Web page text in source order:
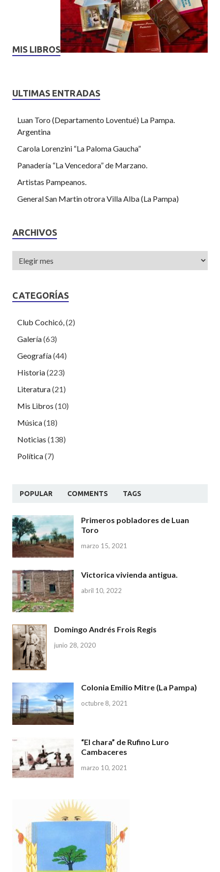
MIS LIBROS
ULTIMAS ENTRADAS
Luan Toro (Departamento Loventué) La Pampa.
Argentina
Carola Lorenzini “La Paloma Gaucha”
Panadería “La Vencedora” de Marzano.
Artistas Pampeanos.
General San Martin otrora Villa Alba (La Pampa)
ARCHIVOS
CATEGORÍAS
Club Cochicó, (2)
Galería(63)
Geografía(44)
Historia(223)
Literatura(21)
Mis Libros (10)
Música(18)
Noticias (138)
Política(7)
POPULAR COMMENTS TAGS
Primeros pobladores de Luan
Toro
marzo 15, 2021
Victorica vivienda antigua.
abril 10, 2022
Domingo Andrés Frois Regis
junio 28, 2020
Colonia Emilio Mitre (La Pampa)
octubre 8, 2021
“El chara” de Rufino Luro
Cambaceres
marzo 10, 2021